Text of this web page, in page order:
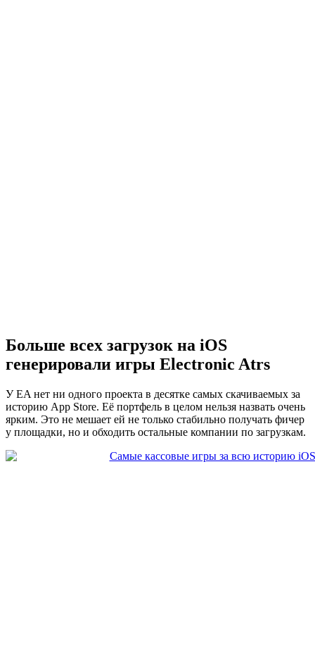
Больше всех загрузок на iOS
генерировали игры Electronic Atrs
У EA нет ни одного проекта в десятке самых скачиваемых за
историю App Store. Её портфель в целом нельзя назвать очень
ярким. Это не мешает ей не только стабильно получать фичер
у площадки, но и обходить остальные компании по загрузкам.